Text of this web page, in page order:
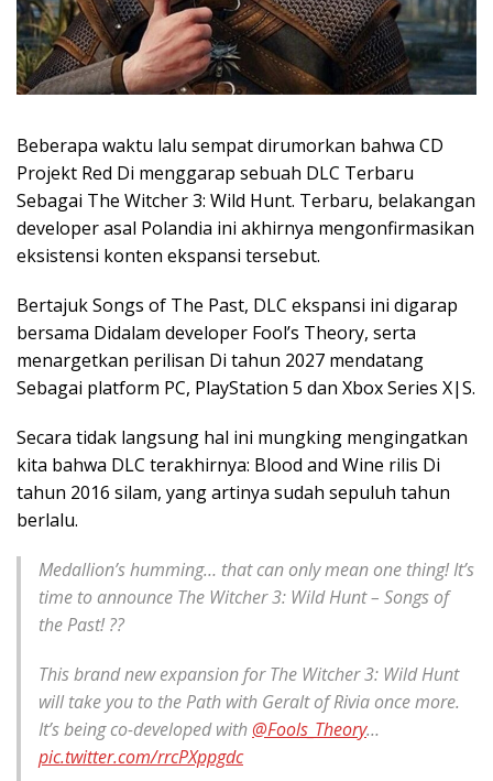
Beberapa waktu lalu sempat dirumorkan bahwa CD
Projekt Red Di menggarap sebuah DLC Terbaru
Sebagai The Witcher 3: Wild Hunt. Terbaru, belakangan
developer asal Polandia ini akhirnya mengonfirmasikan
eksistensi konten ekspansi tersebut.
Bertajuk Songs of The Past, DLC ekspansi ini digarap
bersama Didalam developer Fool’s Theory, serta
menargetkan perilisan Di tahun 2027 mendatang
Sebagai platform PC, PlayStation 5 dan Xbox Series X|S.
Secara tidak langsung hal ini mungking mengingatkan
kita bahwa DLC terakhirnya: Blood and Wine rilis Di
tahun 2016 silam, yang artinya sudah sepuluh tahun
berlalu.
Medallion’s humming… that can only mean one thing! It’s
time to announce The Witcher 3: Wild Hunt – Songs of
the Past! ??
This brand new expansion for The Witcher 3: Wild Hunt
will take you to the Path with Geralt of Rivia once more.
It’s being co-developed with@Fools_Theory…
pic.twitter.com/rrcPXppgdc